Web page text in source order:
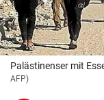
© Krone
Muthgasse 2, 1190
Palästinenser mit
AFP)